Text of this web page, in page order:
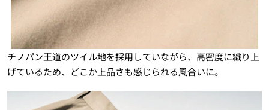
チノパン王道のツイル地を採用していながら、高密度に織り上
げているため、どこか上品さも感じられる風合いに。